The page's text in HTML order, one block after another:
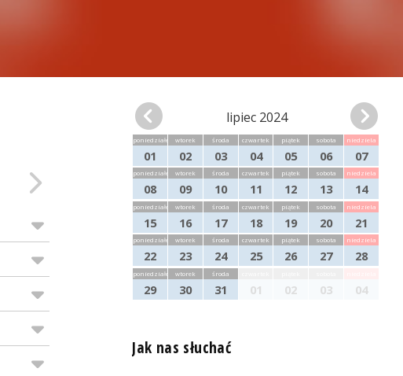
lipiec 2024
poniedziałek
01
wtorek
02
środa
03
czwartek
04
piątek
05
sobota
06
niedziela
07
poniedziałek
08
wtorek
09
środa
10
czwartek
11
piątek
12
sobota
13
niedziela
14
poniedziałek
15
wtorek
16
środa
17
czwartek
18
piątek
19
sobota
20
niedziela
21
poniedziałek
22
wtorek
23
środa
24
czwartek
25
piątek
26
sobota
27
niedziela
28
poniedziałek
29
wtorek
30
środa
31 01 02 03 04
Jak nas słuchać